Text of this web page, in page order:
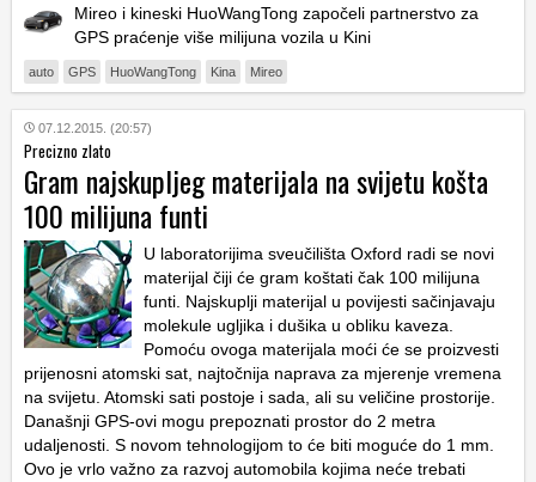
Mireo i kineski HuoWangTong započeli partnerstvo za
GPS praćenje više milijuna vozila u Kini
auto GPS HuoWangTong Kina Mireo
07.12.2015. (20:57)
Precizno zlato
Gram najskupljeg materijala na svijetu košta
100 milijuna funti
U laboratorijima sveučilišta Oxford radi se novi
materijal čiji će gram koštati čak 100 milijuna
funti. Najskuplji materijal u povijesti sačinjavaju
molekule ugljika i dušika u obliku kaveza.
Pomoću ovoga materijala moći će se proizvesti
prijenosni atomski sat, najtočnija naprava za mjerenje vremena
na svijetu. Atomski sati postoje i sada, ali su veličine prostorije.
Današnji GPS-ovi mogu prepoznati prostor do 2 metra
udaljenosti. S novom tehnologijom to će biti moguće do 1 mm.
Ovo je vrlo važno za razvoj automobila kojima neće trebati